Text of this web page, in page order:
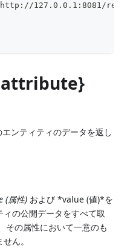
127.0.0.1:8081/rest/
ンティティのデータを返し
(属性) および *value (値)*を
の公開データをすべて取
その属性において一意のも
ん。